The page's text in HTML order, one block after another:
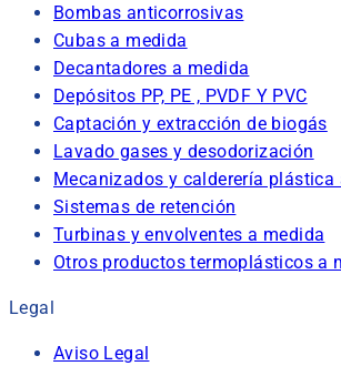
Bombas anticorrosivas
Cubas a medida
Decantadores a medida
Depósitos PP, PE , PVDF Y PVC
Captación y extracción de biogás
Lavado gases y desodorización
Mecanizados y calderería plástica
Sistemas de retención
Turbinas y envolventes a medida
Otros productos termoplásticos a
Legal
Aviso Legal